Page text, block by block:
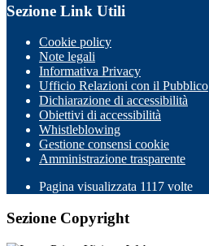
Sezione Link Utili
Cookie policy
Note legali
Informativa Privacy
Ufficio Relazioni con il Pubblico
Dichiarazione di accessibilità
Obiettivi di accessibilità
Whistleblowing
Gestione consensi cookie
Amministrazione trasparente
Pagina visualizzata 1117 volte
Sezione Copyright